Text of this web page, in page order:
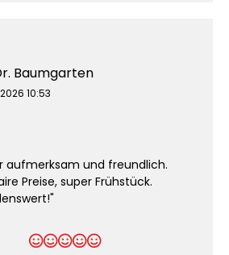
Baumgarten
10:53
aufmerksam und freundlich.
Preise, super Frühstück.